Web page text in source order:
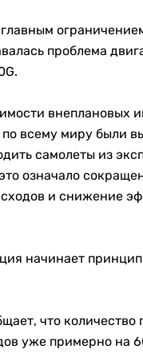
проблема
внеплановых
всему миру были
самолеты из
означало
и снижение
начинает
что
уже примерно на